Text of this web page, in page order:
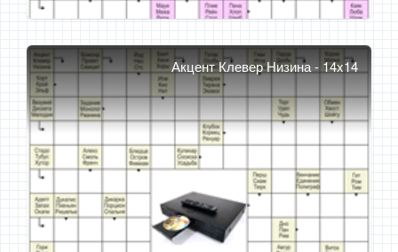
Акцент Клевер Низина - 14x14